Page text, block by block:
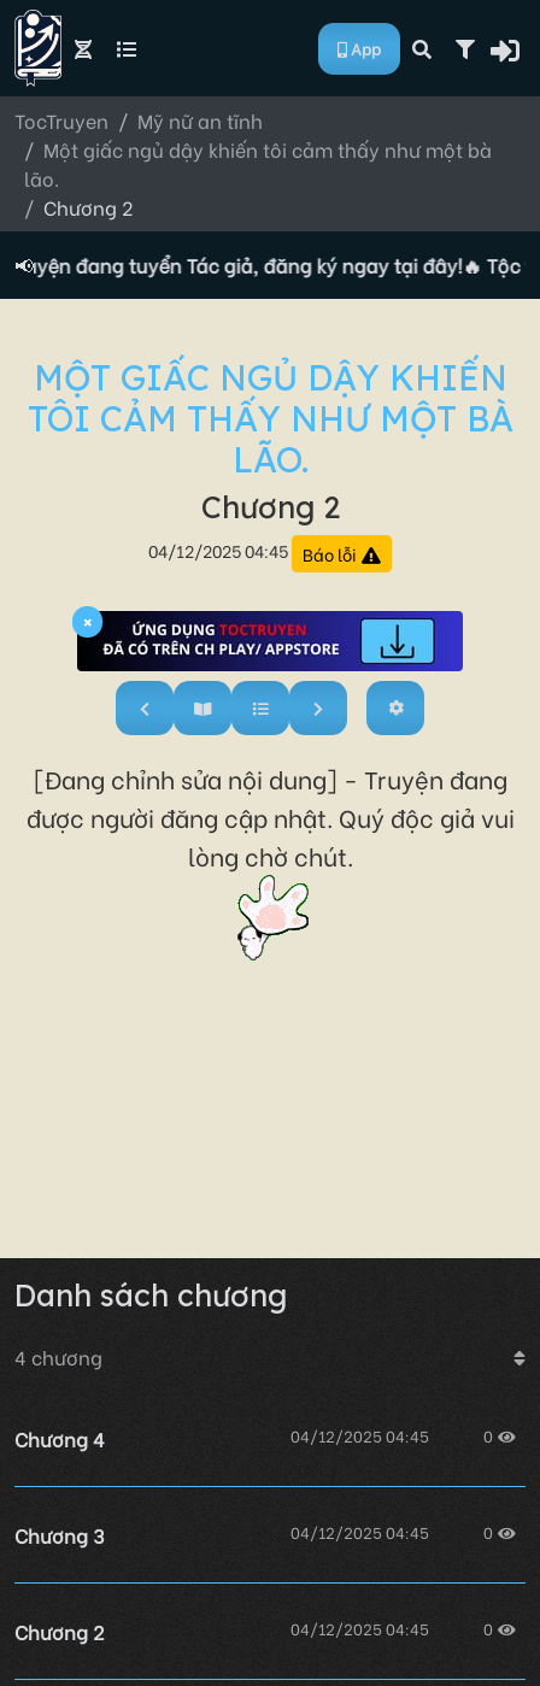
App
TocTruyen
Mỹ nữ an tĩnh
Một giấc ngủ dậy khiến tôi cảm thấy như một bà
lão.
Chương 2
📢 đang tuyển Tác giả, đăng ký ngay tại đây!🔥 Tộc
MỘT GIẤC NGỦ DẬY KHIẾN
TÔI CẢM THẤY NHƯ MỘT BÀ
LÃO.
Chương 2
04/12/2025 04:45 Báo lỗi
×
[Đang chỉnh sửa nội dung] - Truyện đang
được người đăng cập nhật. Quý độc giả vui
lòng chờ chút.
Danh sách chương
4 chương
Chương 4 04/12/2025 04:45 0
Chương 3 04/12/2025 04:45 0
Chương 2 04/12/2025 04:45 0